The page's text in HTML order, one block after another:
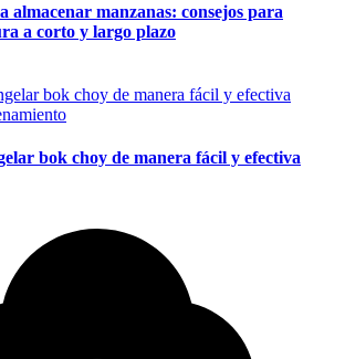
almacenar manzanas: consejos para
a corto y largo plazo
bok choy de manera fácil y efectiva